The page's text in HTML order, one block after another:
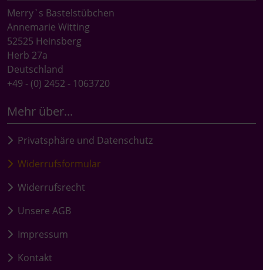
Merry`s Bastelstübchen
Annemarie Witting
52525 Heinsberg
Herb 27a
Deutschland
+49 - (0) 2452 - 1063720
Mehr über...
Privatsphäre und Datenschutz
Widerrufsformular
Widerrufsrecht
Unsere AGB
Impressum
Kontakt